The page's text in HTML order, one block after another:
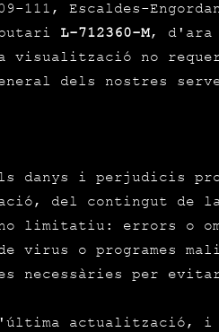
Escaldes-
L-712360-M, d'ara
visualització no
dels nostres
danys i perjudicis
del contingut de la
limitatiu: errors o
virus o programes
necessàries per
l'última actualització, i